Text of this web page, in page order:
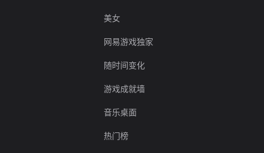
美女
网易游戏独家
随时间变化
游戏成就墙
音乐桌面
热门榜